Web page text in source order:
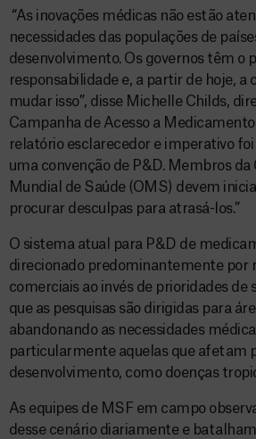
“As inovações médicas não estão
necessidades das populações de
desenvolvimento. Os governos têm o
responsabilidade e, a partir de hoje, a
mudar isso”, disse Michelle Childs,
Campanha de Acesso a
relatório esclarecedor e imperativo foi
uma convenção de P&D. Membros da
Mundial de Saúde (OMS) devem
procurar desculpas para atrasá-los.”
O sistema atual para P&D de
direcionado predominantemente por
comerciais ao invés de prioridades de
que as pesquisas são dirigidas para
abandonando as necessidades
particularmente aquelas que afetam
desenvolvimento, como doenças
As equipes de MSF em campo
desse cenário diariamente e